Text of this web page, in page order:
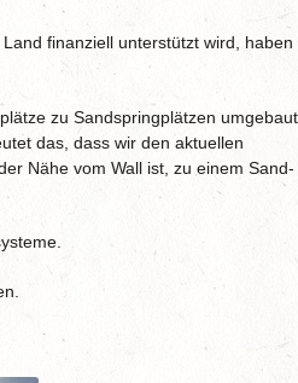
finanziell unterstützt wird, haben
zu Sandspringplätzen
das, dass wir den aktuellen
Nähe vom Wall ist, zu einem Sand-